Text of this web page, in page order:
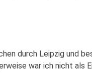
durch Leipzig und
war ich nicht als